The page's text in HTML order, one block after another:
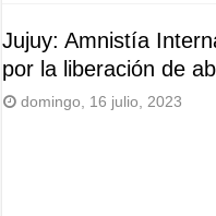
Jujuy: Amnistía
por la liberación de
domingo, 16 julio, 2023